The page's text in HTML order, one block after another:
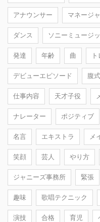
アナウンサー マネージ
ダンス ソニーミュージ
発達 年齢 曲
デビューエピソード 腹
仕事内容 天才子役
ナレーター ポジティブ
名言 エキストラ メ
笑顔 芸人 やり方
ジャニーズ事務所 緊張
趣味 歌唱テクニック
演技 合格 育児